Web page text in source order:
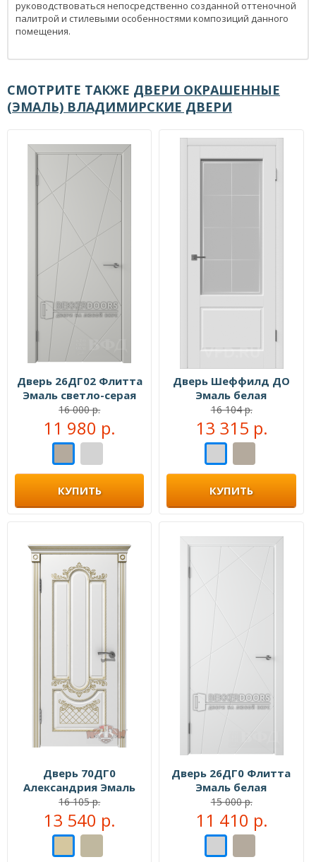
руководствоваться непосредственно созданной оттеночной
палитрой и стилевыми особенностями композиций данного
помещения.
СМОТРИТЕ ТАКЖЕ ДВЕРИ ОКРАШЕННЫЕ
(ЭМАЛЬ) ВЛАДИМИРСКИЕ ДВЕРИ
Дверь 26ДГ02 Флитта
Эмаль светло-серая
16 000 р.
11 980 р.
КУПИТЬ
Дверь Шеффилд ДО
Эмаль белая
16 104 р.
13 315 р.
КУПИТЬ
Дверь 70ДГ0
Александрия Эмаль
белая/Патина золото
16 105 р.
13 540 р.
Дверь 26ДГ0 Флитта
Эмаль белая
15 000 р.
11 410 р.